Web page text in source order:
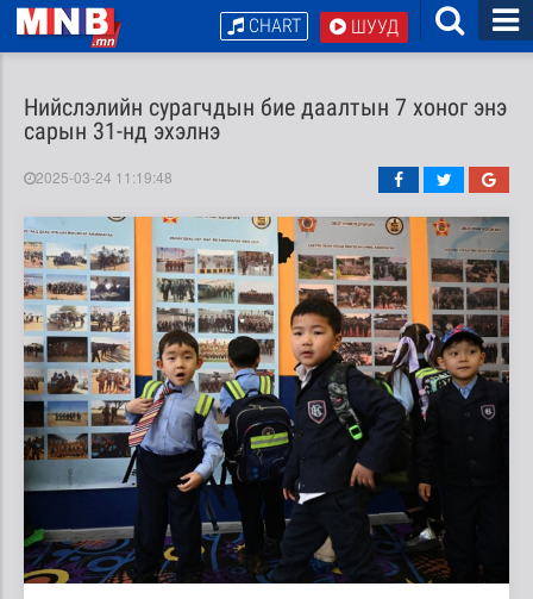
ШУУД
CHART
Нийслэлийн сурагчдын бие даалтын 7 хоног энэ
сарын 31-нд эхэлнэ
2025-03-24 11:19:48